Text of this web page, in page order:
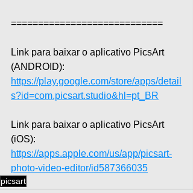
============================
Link para baixar o aplicativo PicsArt
(ANDROID):
https://play.google.com/store/apps/detail
s?id=com.picsart.studio&hl=pt_BR
Link para baixar o aplicativo PicsArt
(iOS):
https://apps.apple.com/us/app/picsart-
photo-video-editor/id587366035
picsart